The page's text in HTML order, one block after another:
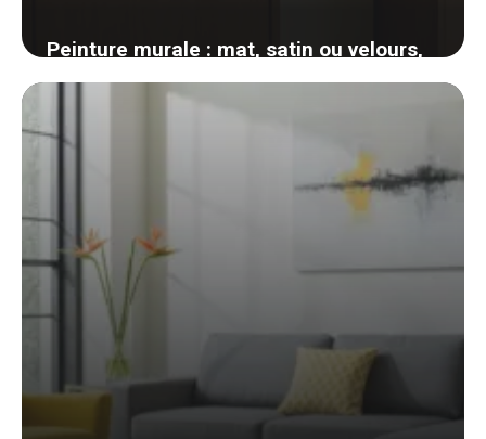
Peinture murale : mat, satin ou velours,
comment choisir la bonne finition pièce